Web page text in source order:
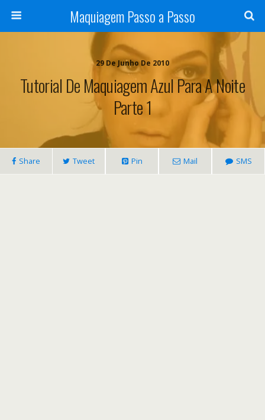
Maquiagem Passo a Passo
29 De Junho De 2010
Tutorial De Maquiagem Azul Para A Noite
Parte 1
Share Tweet Pin Mail SMS